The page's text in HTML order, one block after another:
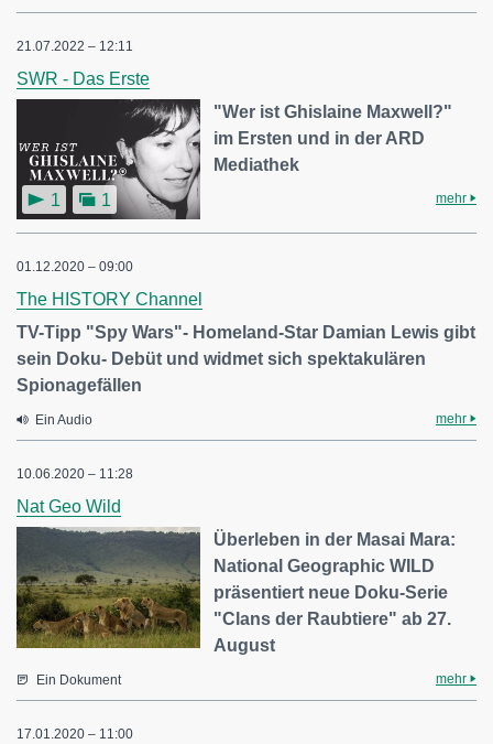
21.07.2022 – 12:11
SWR - Das Erste
1 1
"Wer ist Ghislaine Maxwell?"
im Ersten und in der ARD
Mediathek
mehr
01.12.2020 – 09:00
The HISTORY Channel
TV-Tipp "Spy Wars"- Homeland-Star Damian Lewis gibt
sein Doku- Debüt und widmet sich spektakulären
Spionagefällen
Ein Audio mehr
10.06.2020 – 11:28
Nat Geo Wild
Überleben in der Masai Mara:
National Geographic WILD
präsentiert neue Doku-Serie
"Clans der Raubtiere" ab 27.
August
Ein Dokument mehr
17.01.2020 – 11:00